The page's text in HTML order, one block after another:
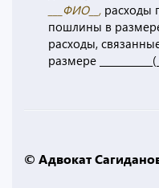
___ФИО__, расходы
пошлины в размере
расходы,
размере
© Адвокат